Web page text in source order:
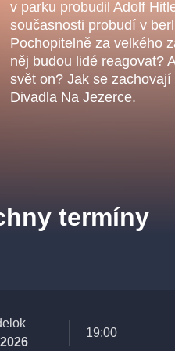
v parku probudil Adolf
současnosti probudí v
Pochopitelně za velkého
něj budou lidé reagovat?
svět on? Jak se
Divadla Na Jezerce.
termíny
19:00
Agentura 44, s.r.o.
muzikálypraha